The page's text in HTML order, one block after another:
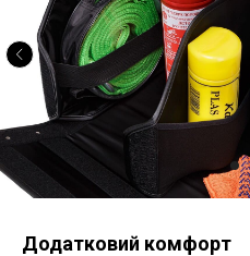
Додатковий комфорт